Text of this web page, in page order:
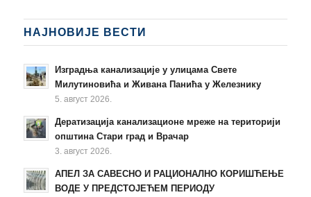
НАЈНОВИЈЕ ВЕСТИ
Изградња канализације у улицама Свете
Милутиновића и Живана Панића у Железнику
5. август 2026.
Дератизација канализационе мреже на територији
општина Стари град и Врачар
3. август 2026.
АПЕЛ ЗА САВЕСНО И РАЦИОНАЛНО КОРИШЋЕЊЕ
ВОДЕ У ПРЕДСТОЈЕЋЕМ ПЕРИОДУ